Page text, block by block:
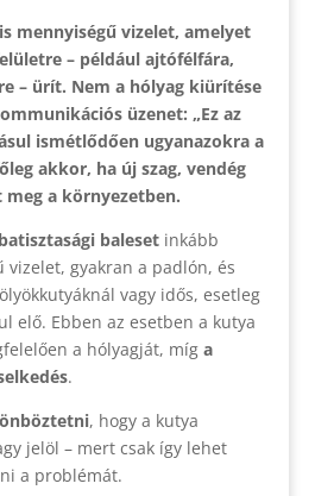
mennyiségű vizelet, amelyet
– például ajtófélfára,
– ürít. Nem a hólyag kiürítése
üzenet: „Ez az
ismétlődően ugyanazokra a
akkor, ha új szag, vendég
a környezetben.
balesetinkább
vizelet, gyakran a padlón, és
vagy idős, esetleg
elő. Ebben az esetben a kutya
a hólyagját, míg a
.
, hogy a kutya
jelöl – mert csak így lehet
a problémát.